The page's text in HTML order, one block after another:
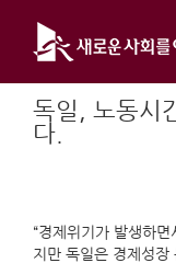
content
독일, 노동시
다.
“경제위기가 발생하
지만 독일은 경제성장